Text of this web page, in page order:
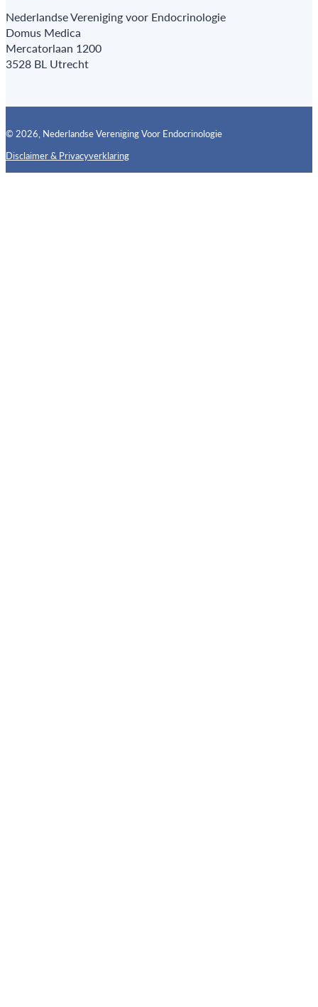
Nederlandse Vereniging voor Endocrinologie
Domus Medica
Mercatorlaan 1200
3528 BL Utrecht
© 2026, Nederlandse Vereniging Voor Endocrinologie
Disclaimer & PrivacyverklaringFollow us on X